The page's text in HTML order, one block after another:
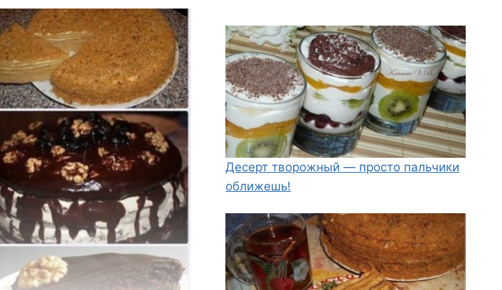
Десерт творожный — просто пальчики
оближешь!